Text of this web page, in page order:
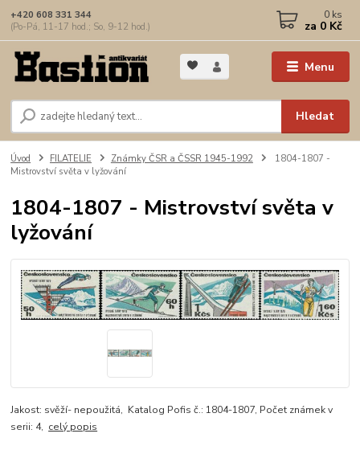
Menu
Hledat
+420 608 331 344
(Po-Pá, 11-17 hod.; So, 9-12 hod.)
0 ks
za 0 Kč
Úvod FILATELIE Známky ČSR a ČSSR 1945-1992
1804-1807 -
Mistrovství světa v lyžování
1804-1807 - Mistrovství světa v
lyžování
Jakost: svěží- nepoužitá, Katalog Pofis č.: 1804-1807, Počet známek v
serii: 4, celý popis